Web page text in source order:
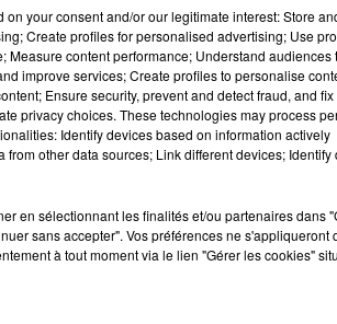
your consent and/or our legitimate interest: Store
Create profiles for personalised advertising; Use
content performance; Understand audiences
improve services; Create profiles to personalise
Ensure security, prevent and detect fraud, and fix
privacy choices. These technologies may process
Identify devices based on information actively
other data sources; Link different devices; Identify
en sélectionnant les finalités et/ou partenaires dans
sans accepter". Vos préférences ne s'appliqueront
à tout moment via le lien "Gérer les cookies"